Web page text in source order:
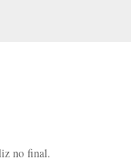
no final.